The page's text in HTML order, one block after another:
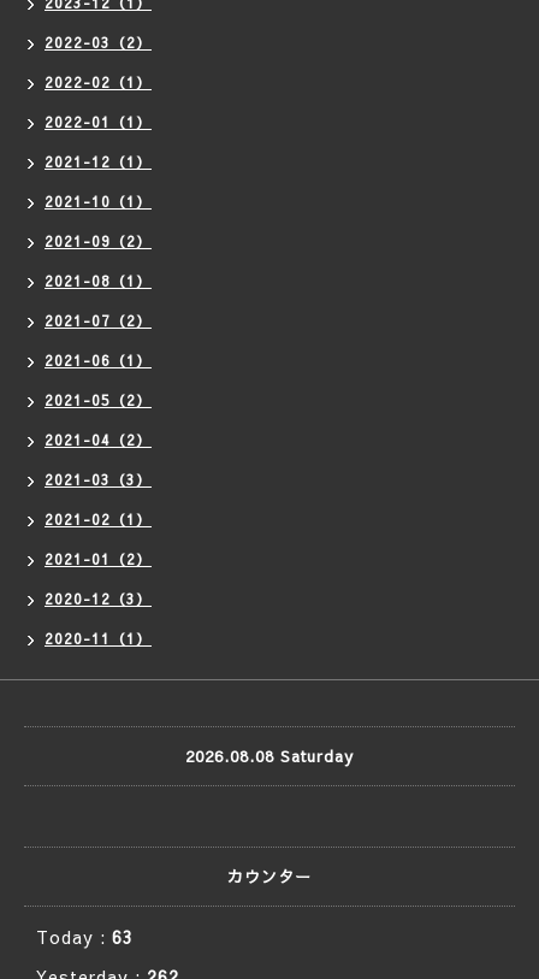
2022-03（2）
2022-02（1）
2022-01（1）
2021-12（1）
2021-10（1）
2021-09（2）
2021-08（1）
2021-07（2）
2021-06（1）
2021-05（2）
2021-04（2）
2021-03（3）
2021-02（1）
2021-01（2）
2020-12（3）
2020-11（1）
2026.08.08 Saturday
カウンター
Today : 63